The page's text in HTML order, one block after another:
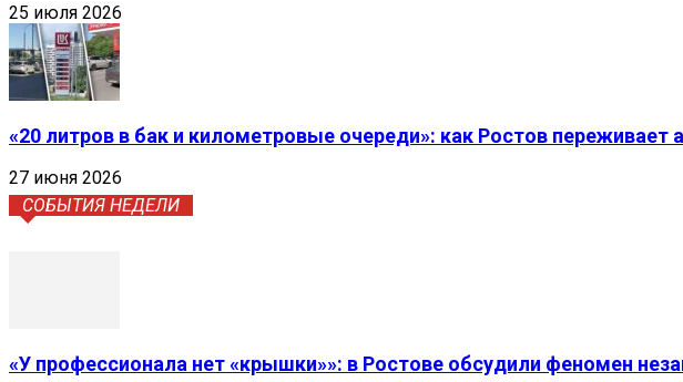
25 июля 2026
«20 литров в бак и километровые очереди»: как Ростов
27 июня 2026
СОБЫТИЯ НЕДЕЛИ
«У профессионала нет «крышки»»: в Ростове обсудили феномен